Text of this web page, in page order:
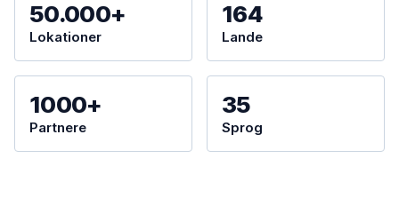
50.000+
Lokationer
164
Lande
1000+
Partnere
35
Sprog